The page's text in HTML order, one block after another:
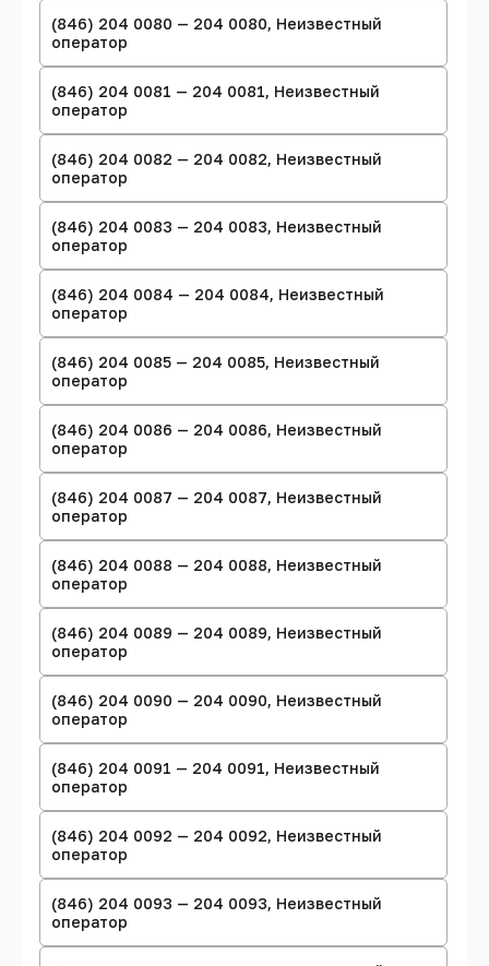
(846) 204 0080 — 204 0080, Неизвестный
оператор
(846) 204 0081 — 204 0081, Неизвестный
оператор
(846) 204 0082 — 204 0082, Неизвестный
оператор
(846) 204 0083 — 204 0083, Неизвестный
оператор
(846) 204 0084 — 204 0084, Неизвестный
оператор
(846) 204 0085 — 204 0085, Неизвестный
оператор
(846) 204 0086 — 204 0086, Неизвестный
оператор
(846) 204 0087 — 204 0087, Неизвестный
оператор
(846) 204 0088 — 204 0088, Неизвестный
оператор
(846) 204 0089 — 204 0089, Неизвестный
оператор
(846) 204 0090 — 204 0090, Неизвестный
оператор
(846) 204 0091 — 204 0091, Неизвестный
оператор
(846) 204 0092 — 204 0092, Неизвестный
оператор
(846) 204 0093 — 204 0093, Неизвестный
оператор